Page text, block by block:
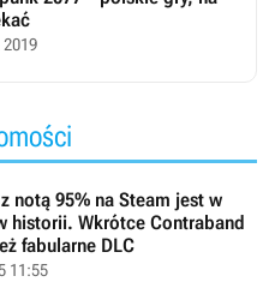
2019
notą 95% na Steam jest w
historii. Wkrótce Contraband
fabularne DLC
11:55